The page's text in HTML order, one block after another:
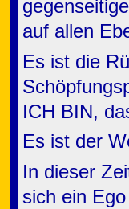
auf allen
Es ist die
ICH BIN,
Es ist der
In dieser
sich ein